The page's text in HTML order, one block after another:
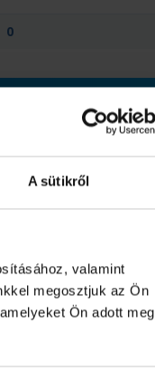
A sütikről
valamint
megosztjuk az Ön
Ön adott meg
0
-
-